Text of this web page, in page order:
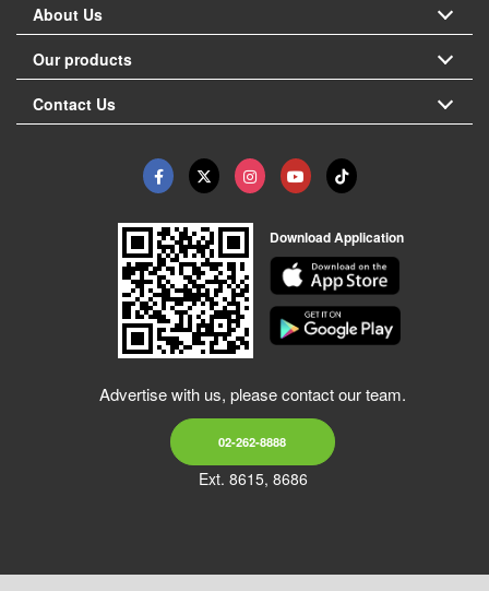
About Us
Our products
Contact Us
Download Application
Advertise with us, please contact our team.
02-262-8888
Ext. 8615, 8686